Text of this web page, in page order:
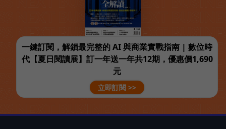
一鍵訂閱，解鎖最完整的 AI 與商業實戰指南 | 數位時
代【夏日閱讀展】訂一年送一年共12期，優惠價1,690
元
立即訂閱 >>